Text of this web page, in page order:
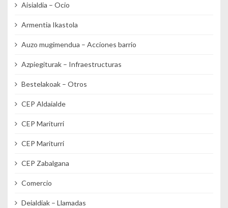
Aisialdia – Ocio
Armentia Ikastola
Auzo mugimendua – Acciones barrio
Azpiegiturak – Infraestructuras
Bestelakoak – Otros
CEP Aldaialde
CEP Mariturri
CEP Mariturri
CEP Zabalgana
Comercio
Deialdiak – Llamadas